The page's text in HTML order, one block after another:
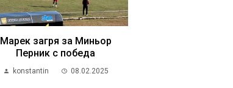
Марек загря за Миньор
Перник с победа
konstantin 08.02.2025